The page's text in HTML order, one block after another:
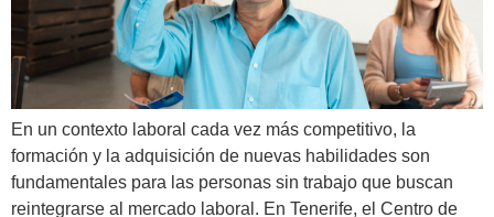
En un contexto laboral cada vez más competitivo, la
formación y la adquisición de nuevas habilidades son
fundamentales para las personas sin trabajo que buscan
reintegrarse al mercado laboral. En Tenerife, el Centro de